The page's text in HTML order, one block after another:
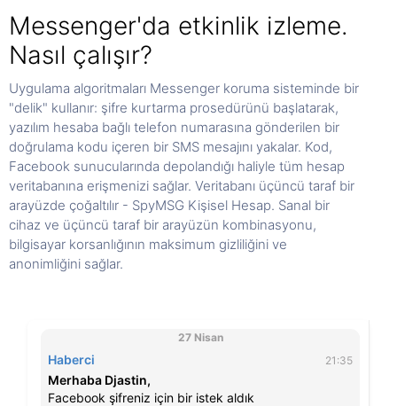
Messenger'da etkinlik izleme.
Nasıl çalışır?
Uygulama algoritmaları Messenger koruma sisteminde bir
"delik" kullanır: şifre kurtarma prosedürünü başlatarak,
yazılım hesaba bağlı telefon numarasına gönderilen bir
doğrulama kodu içeren bir SMS mesajını yakalar. Kod,
Facebook sunucularında depolandığı haliyle tüm hesap
veritabanına erişmenizi sağlar. Veritabanı üçüncü taraf bir
arayüzde çoğaltılır - SpyMSG Kişisel Hesap. Sanal bir
cihaz ve üçüncü taraf bir arayüzün kombinasyonu,
bilgisayar korsanlığının maksimum gizliliğini ve
anonimliğini sağlar.
27 Nisan
Haberci 21:35
Merhaba Djastin,
Facebook şifreniz için bir istek aldık